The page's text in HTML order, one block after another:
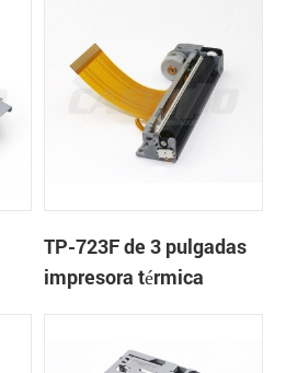
TP-723F de 3 pulgadas
impresora térmica